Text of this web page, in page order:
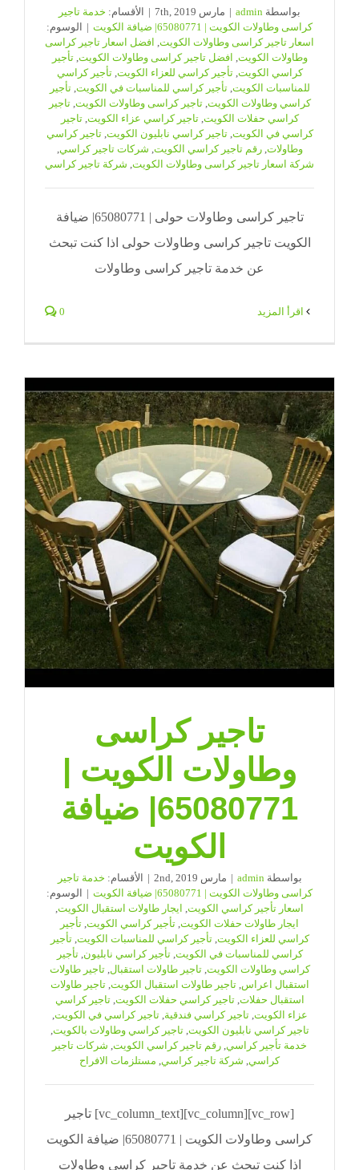
بواسطة admin
| مارس 7th, 2019 | الأقسام: خدمة تاجير
كراسى وطاولات الكويت | 65080771| ضيافة الكويت
|
الوسوم:
اسعار تاجير كراسى وطاولات الكويت, افضل اسعار تاجير كراسى
وطاولات الكويت, افضل تاجير كراسى وطاولات الكويت,تأجير
كراسي الكويت,تأجير كراسي للعزاء الكويت,تأجير كراسي
للمناسبات الكويت,تأجير كراسي للمناسبات في الكويت,تأجير
كراسي وطاولات الكويت,تاجير كراسى وطاولات الكويت,تاجير
كراسي حفلات الكويت,تاجير كراسي عزاء الكويت,تاجير
كراسي في الكويت,تاجير كراسي نابليون الكويت,تاجير كراسي
وطاولات,رقم تاجير كراسي الكويت, شركات تاجير كراسي,
شركة اسعار تاجير كراسى وطاولات الكويت, شركة تاجير كراسي
تاجير كراسى وطاولات حولى | 65080771| ضيافة
الكويت تاجير كراسى وطاولات حولى اذا كنت تبحث
عن خدمة تاجير كراسى وطاولات
0
تاجير كراسى
وطاولات الكويت |
65080771| ضيافة
الكويت
بواسطةadmin
| مارس 2nd, 2019 | الأقسام: خدمة تاجير
كراسى وطاولات الكويت | 65080771| ضيافة الكويت
|
الوسوم:
اسعار تأجير كراسي الكويت, ايجار طاولات استقبال الكويت,
ايجار طاولات حفلات الكويت, تأجير كراسي الكويت, تأجير
كراسي للعزاء الكويت,تأجير كراسي للمناسبات الكويت,تأجير
كراسي للمناسبات في الكويت,تأجير كراسي نابليون,تأجير
كراسي وطاولات الكويت,تاجير طاولات استقبال,تاجير طاولات
استقبال اعراس,تاجير طاولات استقبال الكويت,تاجير طاولات
استقبال حفلات,تاجير كراسي حفلات الكويت,تاجير كراسي
عزاء الكويت,تاجير كراسي فندقية,تاجير كراسي في الكويت,
تاجير كراسي نابليون الكويت,تاجير كراسي وطاولات بالكويت,
خدمة تأجير كراسي, رقم تاجير كراسي الكويت, شركات تاجير
كراسي, شركة تاجير كراسي, مستلزمات الافراح
[vc_row][vc_column][vc_column_text] تاجير
كراسى وطاولات الكويت | 65080771| ضيافة الكويت
اذا كنت تبحث عن خدمة تاجير كراسى وطاولات